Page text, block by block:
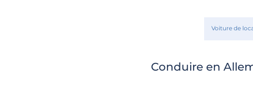
Voiture de
Conduire en